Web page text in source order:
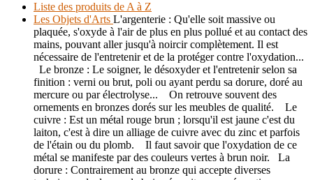
Liste des produits de A à Z
Les Objets d'Arts L'argenterie : Qu'elle soit massive ou
plaquée, s'oxyde à l'air de plus en plus pollué et au contact des
mains, pouvant aller jusqu'à noircir complètement. Il est
nécessaire de l'entretenir et de la protéger contre l'oxydation...
Le bronze : Le soigner, le désoxyder et l'entretenir selon sa
finition : verni ou brut, poli ou ayant perdu sa dorure, doré au
mercure ou par électrolyse... On retrouve souvent des
ornements en bronzes dorés sur les meubles de qualité. Le
cuivre : Est un métal rouge brun ; lorsqu'il est jaune c'est du
laiton, c'est à dire un alliage de cuivre avec du zinc et parfois
de l'étain ou du plomb. Il faut savoir que l'oxydation de ce
métal se manifeste par des couleurs vertes à brun noir. La
dorure : Contrairement au bronze qui accepte diverses